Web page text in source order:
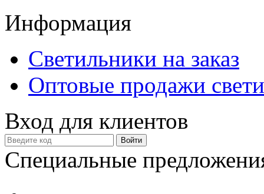
Информация
Светильники на заказ
Оптовые продажи
Вход для клиентов
Специальные